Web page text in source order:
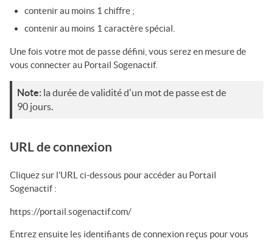
contenir au moins 1 chiffre ;
contenir au moins 1 caractère spécial.
Une fois votre mot de passe défini, vous serez en mesure de
vous connecter au Portail Sogenactif.
Note: la durée de validité d'un mot de passe est de
90 jours.
URL de connexion
Cliquez sur l'URL ci-dessous pour accéder au Portail
Sogenactif :
https://portail.sogenactif.com/
Entrez ensuite les identifiants de connexion reçus pour vous